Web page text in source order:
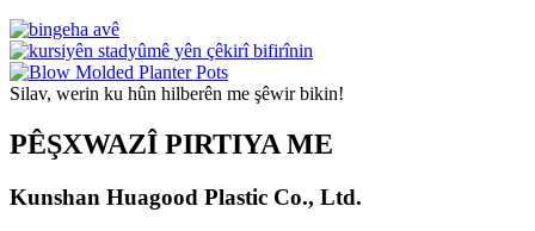
Silav, werin ku hûn hilberên me şêwir bikin!
PÊŞXWAZÎ PIRTIYA ME
Kunshan Huagood Plastic Co., Ltd.